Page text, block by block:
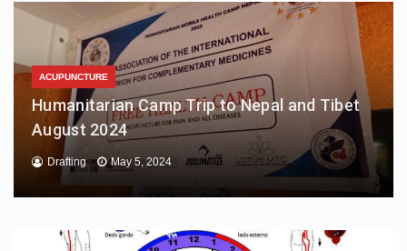
ACUPUNCTURE
Humanitarian Camp Trip to Nepal and Tibet
August 2024
Drafting May 5, 2024